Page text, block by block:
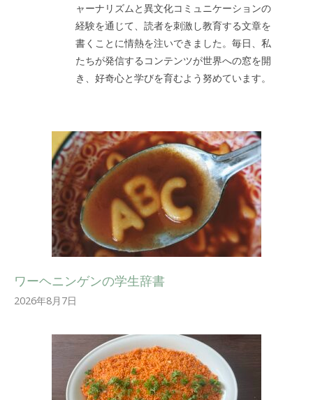
ャーナリズムと異文化コミュニケーションの
経験を通じて、読者を刺激し教育する文章を
書くことに情熱を注いできました。毎日、私
たちが発信するコンテンツが世界への窓を開
き、好奇心と学びを育むよう努めています。
ワーヘニンゲンの学生辞書
2026年8月7日